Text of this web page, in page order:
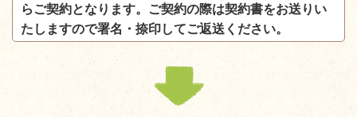
らご契約となります。ご契約の際は契約書をお送りい
たしますので署名・捺印してご返送ください。